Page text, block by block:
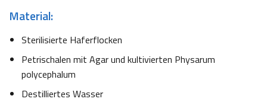
Material:
Sterilisierte Haferflocken
Petrischalen mit Agar und kultivierten Physarum
polycephalum
Destilliertes Wasser